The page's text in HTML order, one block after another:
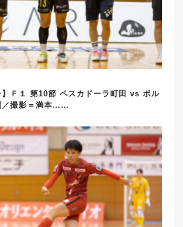
】Ｆ１ 第10節 ペスカドーラ町田 vs ボル
／撮影＝満本……